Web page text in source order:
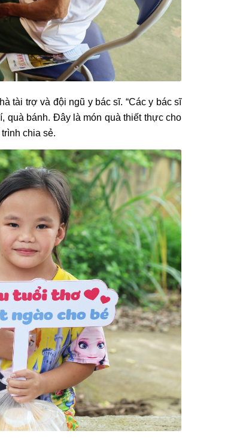
tài trợ và đội ngũ y bác sĩ. “Các y bác sĩ
quà bánh. Đây là món quà thiết thực cho
chia sẻ.